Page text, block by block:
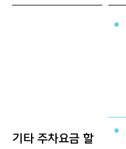
기타 주차요금 할